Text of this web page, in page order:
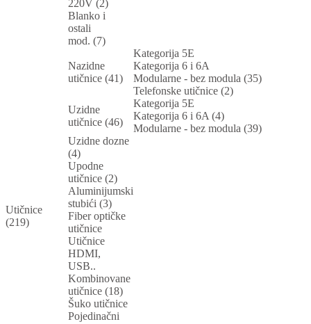
220V (2)
Blanko i
ostali
mod. (7)
Utičnice
(219)
Nazidne
utičnice (41)
Kategorija 5E
Kategorija 6 i 6A
Modularne - bez modula (35)
Telefonske utičnice (2)
Uzidne
utičnice (46)
Kategorija 5E
Kategorija 6 i 6A (4)
Modularne - bez modula (39)
Uzidne dozne
(4)
Upodne
utičnice (2)
Aluminijumski
stubići (3)
Fiber optičke
utičnice
Utičnice
HDMI,
USB..
Kombinovane
utičnice (18)
Šuko utičnice
Pojedinačni